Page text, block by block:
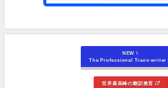
NEW！
The Professional Trans-writer
世界最高峰の翻訳教育